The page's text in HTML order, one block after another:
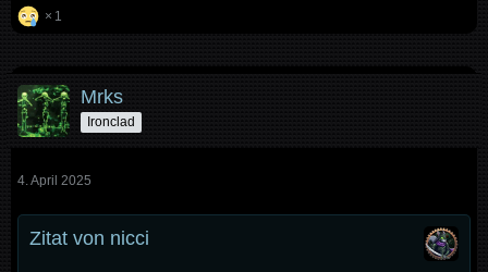
1
Mrks
Ironclad
4. April 2025
Zitat von nicci